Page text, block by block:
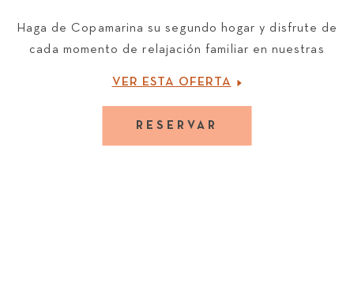
Haga de Copamarina su segundo hogar y disfrute de
cada momento de relajación familiar en nuestras
VER ESTA OFERTA
RESERVAR